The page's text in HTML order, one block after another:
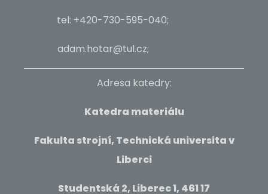
tel: +420-730-595-040;
adam.hotar@tul.cz;
Adresa katedry:
Katedra materiálu
Fakulta strojní, Technická universita v
Liberci
Studentská 2, Liberec 1, 461 17